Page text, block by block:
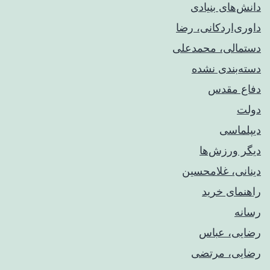
دانش‌های بنیادی
داوری‌اردکانی، رضا
دستمالی، محمدعلی
دسته‌بندی نشده
دفاع مقدس
دولت
دیپلماسی
دیگر ورزش‌ها
دینانی، غلامحسین
راهنمای خريد
رسانه
رضایی، عباس
رضایی، مرتضی